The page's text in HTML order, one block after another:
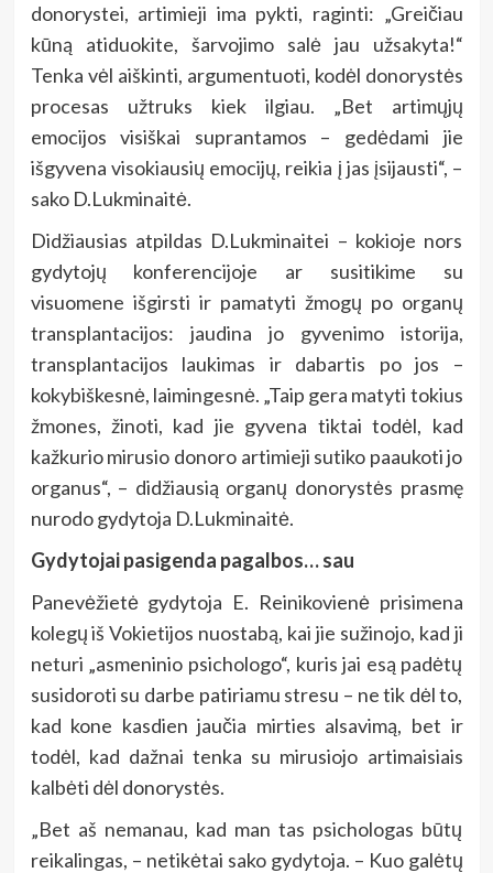
donorystei, artimieji ima pykti, raginti: „Greičiau
kūną atiduokite, šarvojimo salė jau užsakyta!“
Tenka vėl aiškinti, argumentuoti, kodėl donorystės
procesas užtruks kiek ilgiau. „Bet artimųjų
emocijos visiškai suprantamos – gedėdami jie
išgyvena visokiausių emocijų, reikia į jas įsijausti“, –
sako D.Lukminaitė.
Didžiausias atpildas D.Lukminaitei – kokioje nors
gydytojų konferencijoje ar susitikime su
visuomene išgirsti ir pamatyti žmogų po organų
transplantacijos: jaudina jo gyvenimo istorija,
transplantacijos laukimas ir dabartis po jos –
kokybiškesnė, laimingesnė. „Taip gera matyti tokius
žmones, žinoti, kad jie gyvena tiktai todėl, kad
kažkurio mirusio donoro artimieji sutiko paaukoti jo
organus“, – didžiausią organų donorystės prasmę
nurodo gydytoja D.Lukminaitė.
Gydytojai pasigenda pagalbos… sau
Panevėžietė gydytoja E. Reinikovienė prisimena
kolegų iš Vokietijos nuostabą, kai jie sužinojo, kad ji
neturi „asmeninio psichologo“, kuris jai esą padėtų
susidoroti su darbe patiriamu stresu – ne tik dėl to,
kad kone kasdien jaučia mirties alsavimą, bet ir
todėl, kad dažnai tenka su mirusiojo artimaisiais
kalbėti dėl donorystės.
„Bet aš nemanau, kad man tas psichologas būtų
reikalingas, – netikėtai sako gydytoja. – Kuo galėtų